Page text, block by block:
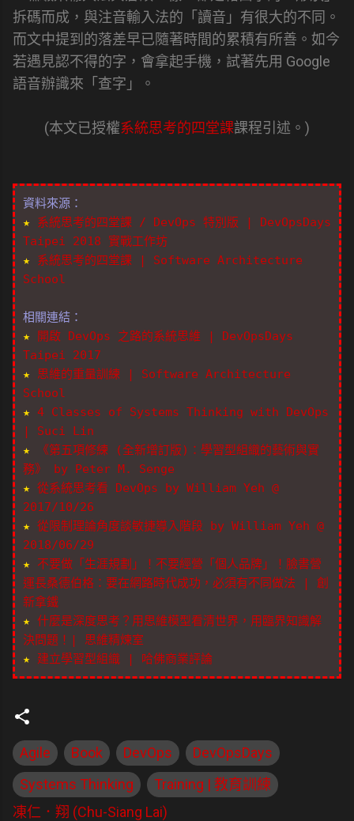
拆碼而成，與注音輸入法的「讀音」有很大的不同。
而文中提到的落差早已隨著時間的累積有所善。如今
若遇見認不得的字，會拿起手機，試著先用 Google
語音辦識來「查字」。
(本文已授權系統思考的四堂課課程引述。)
資料來源：
★ 系統思考的四堂課 / DevOps 特別版 | DevOpsDays
Taipei 2018 實戰工作坊
★ 系統思考的四堂課 | Software Architecture
School
相關連結：
★
開啟 DevOps 之路的系統思維 | DevOpsDays
Taipei 2017
★ 思維的重量訓練 | Software Architecture
School
★ 4 Classes of Systems Thinking with DevOps
| Suci Lin
★
《第五項修練 (全新增訂版)：學習型組織的藝術與實
務》 by Peter M. Senge
★ 從系統思考看 DevOps by William Yeh @
2017/10/26
★ 從限制理論角度談敏捷導入階段 by William Yeh @
2018/06/29
★ 不要做「生涯規劃」！不要經營「個人品牌」！臉書營
運長桑德伯格：要在網路時代成功，必須有不同做法 | 創
新拿鐵
★ 什麼是深度思考？用思維模型看清世界，用臨界知識解
決問題！| 思維精煉室
★ 建立學習型組織 | 哈佛商業評論
Agile Book DevOps
DevOpsDays
Systems Thinking
Training | 教育訓練
凍仁．翔 (Chu-Siang Lai)